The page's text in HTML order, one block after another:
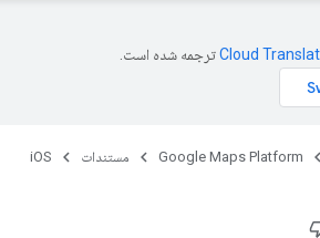
ترجمه شده است.
Google Maps مستندات
iOS